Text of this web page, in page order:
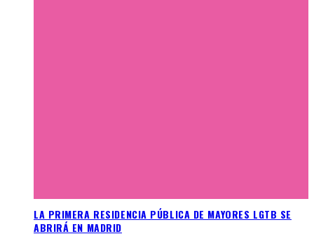
LA PRIMERA RESIDENCIA PÚBLICA DE MAYORES LGTB SE
ABRIRÁ EN MADRID